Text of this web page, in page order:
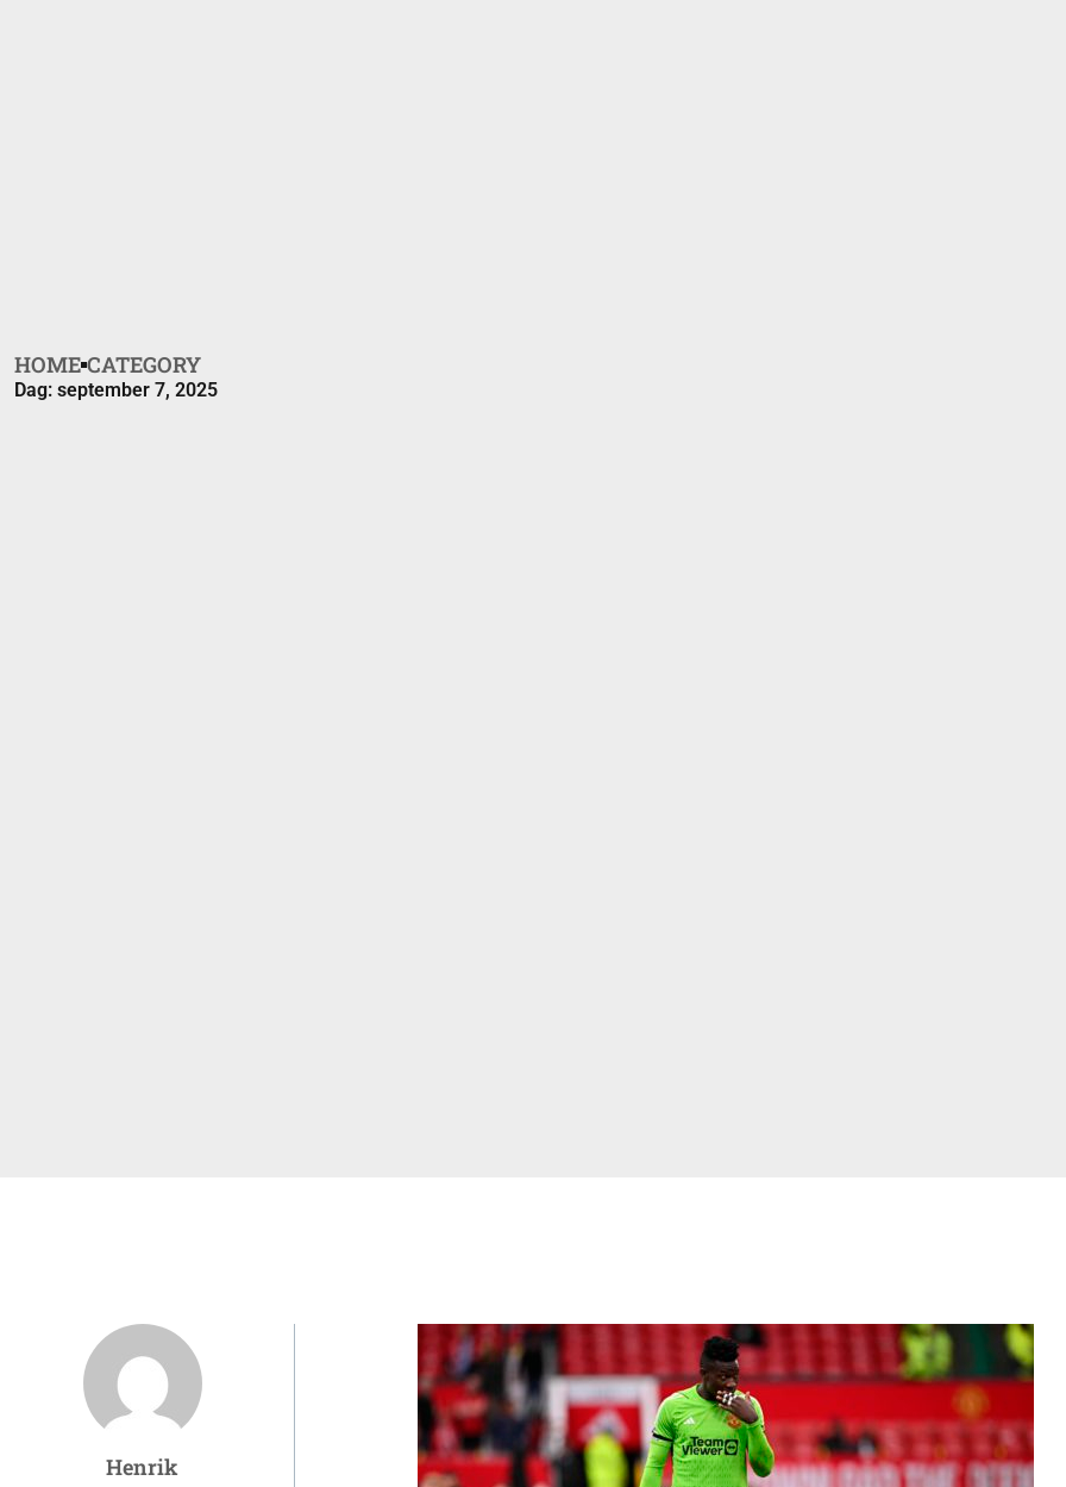
HOME CATEGORY
Dag: september 7, 2025
Henrik